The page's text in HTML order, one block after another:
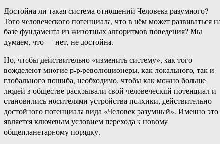
Достойна ли такая система отношений Человека разумного?
Того человеческого потенциала, что в нём может развиваться
базе фундамента из животных алгоритмов поведения? Мы
думаем, что — нет, не достойна.
Но, чтобы действительно «изменить систему», как того
вожделеют многие р-р-революционеры, как локального, так и
глобального пошиба, необходимо, чтобы как можно больше
людей в обществе раскрывали свой человеческий потенциал и
становились носителями устройства психики, действительно
достойного потенциала вида «Человек разумный». Именно это
является ключевым условием перехода к новому
общепланетарному порядку.